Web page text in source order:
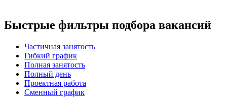
Быстрые фильтры подбора вакансий
Частичная занятость
Гибкий график
Полная занятость
Полный день
Проектная работа
Сменный график